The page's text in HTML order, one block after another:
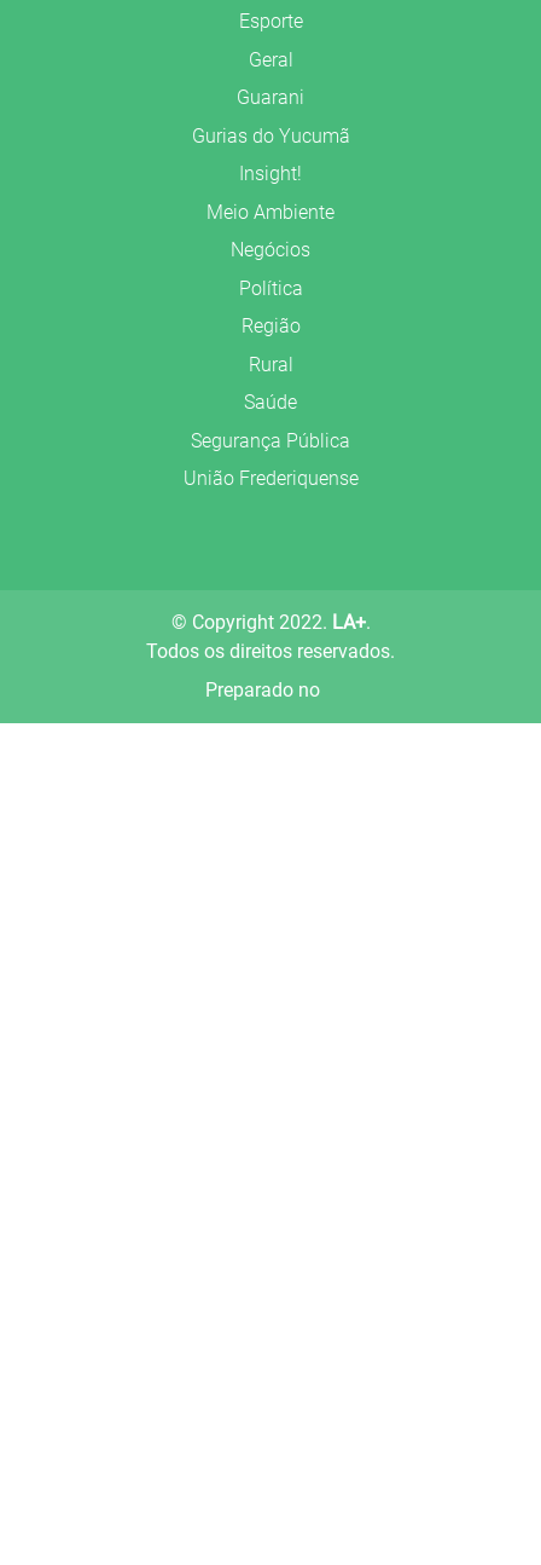
Esporte
Geral
Guarani
Gurias do Yucumã
Insight!
Meio Ambiente
Negócios
Política
Região
Rural
Saúde
Segurança Pública
União Frederiquense
© Copyright 2022. LA+.
Todos os direitos reservados.
Preparado no